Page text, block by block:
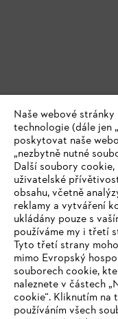
Naše webové
technologie (dále jen
poskytovat naše
„nezbytně nutné
Další soubory
uživatelské
obsahu, včetně
reklamy a vytváření
ukládány pouze s
používáme my i třetí
Tyto třetí strany
mimo Evropský
souborech cookie,
naleznete v částech
cookie“. Kliknutím na
používáním všech